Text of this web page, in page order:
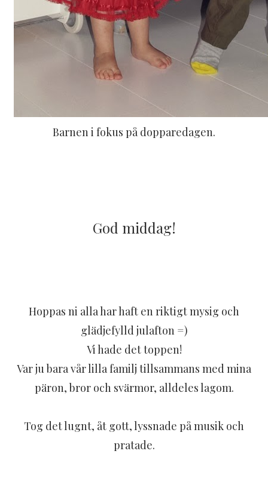
Barnen i fokus på dopparedagen.
God middag!
Hoppas ni alla har haft en riktigt mysig och
glädjefylld julafton =)
Vi hade det toppen!
Var ju bara vår lilla familj tillsammans med mina
päron, bror och svärmor, alldeles lagom.
Tog det lugnt, åt gott, lyssnade på musik och
pratade.